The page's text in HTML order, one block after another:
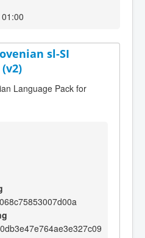
sl-SI
Language Pack for